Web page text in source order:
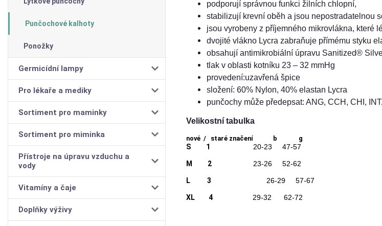
Punčochové kalhoty
Ponožky
Germicídní lampy
Pro lékaře a mediky
Sortiment pro maminky
Sortiment pro miminka
Přístroje na úpravu vzduchu a
vody
Vitamíny a čaje
Doplňky výživy
podporují správnou funkci žilních chlopní,
stabilizují krevní oběh a jsou nepostradatelnou
jsou vyrobeny z příjemného mikrovlákna, které
dvojité vlákno Lycra zabraňuje přímému styku
obsahují antimikrobiální úpravu Sanitized®
tlak v oblasti kotníku 23 – 32 mmHg
provedení:uzavřená špice
složení: 60% Nylon, 40% elastan Lycra
punčochy může předepsat: ANG, CCH, CHI,
Velikostní tabulka
nové / staré značení b g
S 1 20-23 47-57
M 2 23-26 52-62
L 3 26-29 57-67
XL 4 29-32 62-72